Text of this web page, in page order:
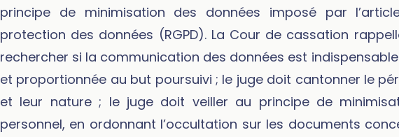
principe de minimisation des données imposé par
protection des données (RGPD). La Cour de cassation
rechercher si la communication des données est
et proportionnée au but poursuivi ; le juge doit cantonner le
et leur nature ; le juge doit veiller au principe de
personnel, en ordonnant l’occultation sur les documents